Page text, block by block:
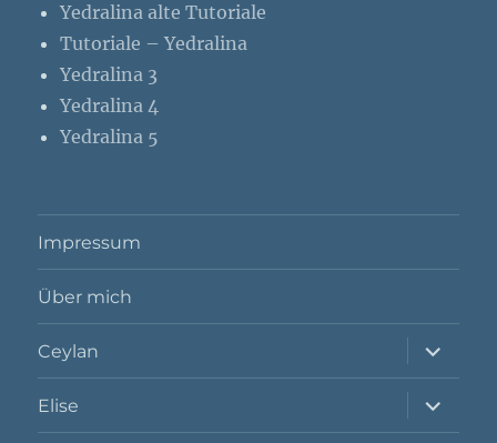
Yedralina alte Tutoriale
Tutoriale – Yedralina
Yedralina 3
Yedralina 4
Yedralina 5
Impressum
Über mich
Ceylan
öffnen
Elise
öffnen